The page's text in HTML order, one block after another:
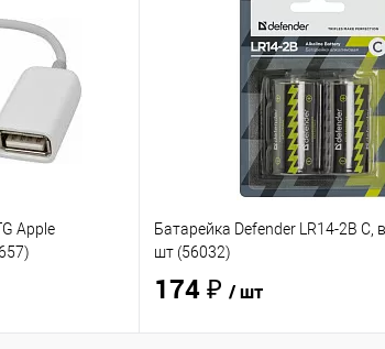
Apple
Батарейка Defender LR14-2B C,
шт (56032)
174 ₽ / шт